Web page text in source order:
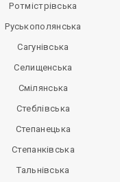
Ротмістрівська
Руськополянська
Сагунівська
Селищенська
Смілянська
Стеблівська
Степанецька
Степанківська
Тальнівська